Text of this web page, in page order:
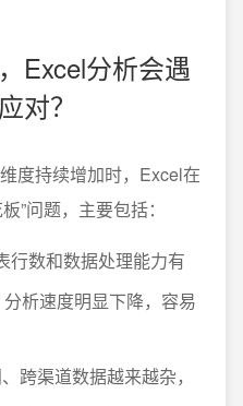
Excel分析会遇
对？
度持续增加时，Excel在
”问题，主要包括：
行数和数据处理能力有
析速度明显下降，容易
跨渠道数据越来越杂，